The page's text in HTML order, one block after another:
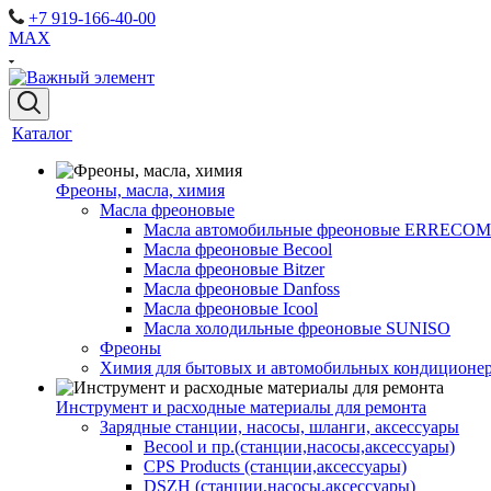
+7 919-166-40-00
MAX
Каталог
Фреоны, масла, химия
Масла фреоновые
Масла автомобильные фреоновые ERRECOM
Масла фреоновые Becool
Масла фреоновые Bitzer
Масла фреоновые Danfoss
Масла фреоновые Icool
Масла холодильные фреоновые SUNISO
Фреоны
Химия для бытовых и автомобильных
Инструмент и расходные материалы для ремонта
Зарядные станции, насосы, шланги, аксессуары
Becool и пр.(станции,насосы,аксессуары)
CPS Products (станции,аксессуары)
DSZH (станции,насосы,аксессуары)